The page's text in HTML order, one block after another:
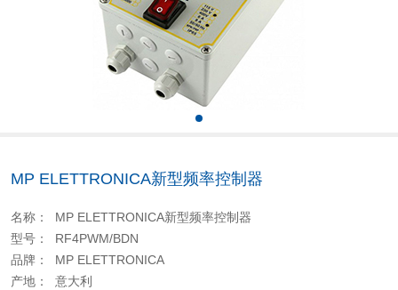
MP ELETTRONICA新型频率控制器
名称： MP ELETTRONICA新型频率控制器
型号： RF4PWM/BDN
品牌： MP ELETTRONICA
产地： 意大利